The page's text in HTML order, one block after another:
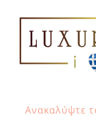
Ανακαλύψτε